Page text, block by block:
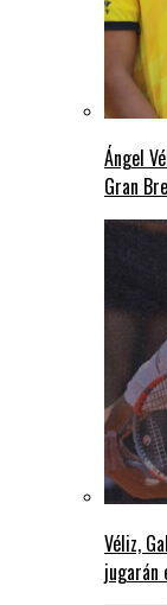
Ángel
Gran
Véliz,
jugarán